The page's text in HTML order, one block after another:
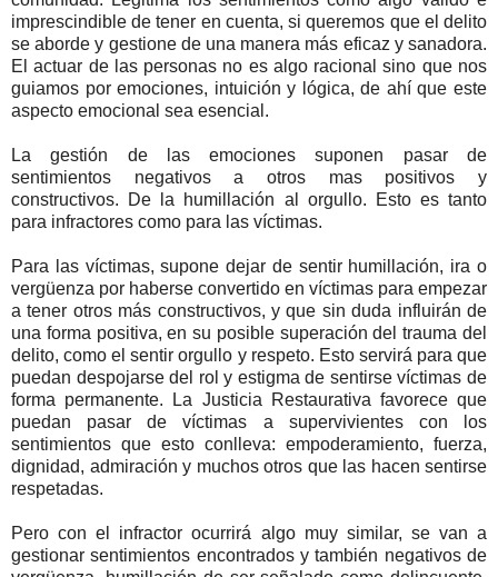
imprescindible de tener en cuenta, si queremos que el delito
se aborde y gestione de una manera más eficaz y sanadora.
El actuar de las personas no es algo racional sino que nos
guiamos por emociones, intuición y lógica, de ahí que este
aspecto emocional sea esencial.
La gestión de las emociones suponen pasar de
sentimientos negativos a otros mas positivos y
constructivos. De la humillación al orgullo. Esto es tanto
para infractores como para las víctimas.
Para las víctimas, supone dejar de sentir humillación, ira o
vergüenza por haberse convertido en víctimas para empezar
a tener otros más constructivos, y que sin duda influirán de
una forma positiva, en su posible superación del trauma del
delito, como el sentir orgullo y respeto. Esto servirá para que
puedan despojarse del rol y estigma de sentirse víctimas de
forma permanente. La Justicia Restaurativa favorece que
puedan pasar de víctimas a supervivientes con los
sentimientos que esto conlleva: empoderamiento, fuerza,
dignidad, admiración y muchos otros que las hacen sentirse
respetadas.
Pero con el infractor ocurrirá algo muy similar, se van a
gestionar sentimientos encontrados y también negativos de